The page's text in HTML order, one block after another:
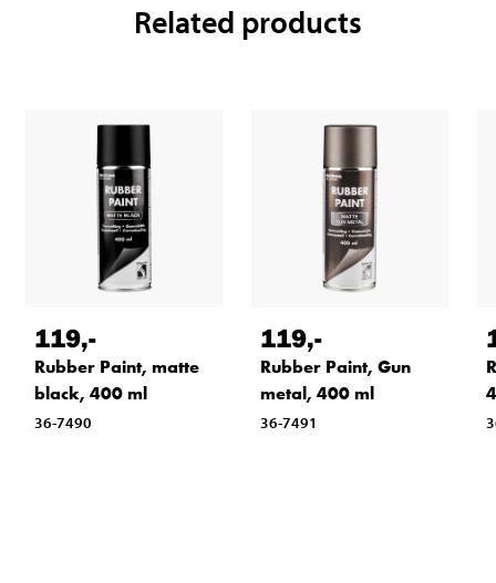
Related products
119,-
Rubber Paint, matte
black, 400 ml
36-7490
119,-
Rubber Paint, Gun
metal, 400 ml
36-7491